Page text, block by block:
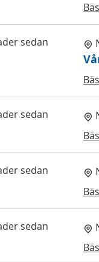
sedan
sedan
sedan
sedan